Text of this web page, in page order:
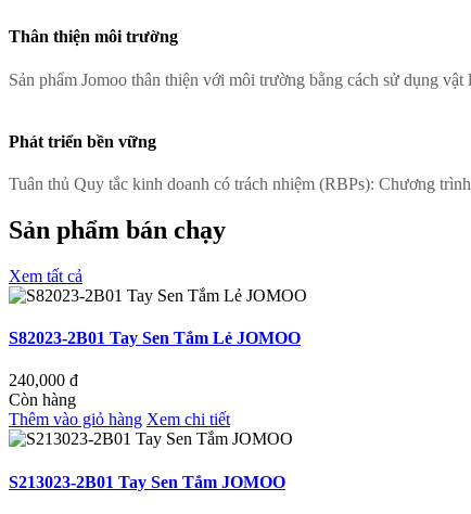
Thân thiện môi trường
Sản phẩm Jomoo thân thiện với môi trường bằng cách sử dụng
Phát triển bền vững
Tuân thủ Quy tắc kinh doanh có trách nhiệm (RBPs): Chương
Sản phẩm bán chạy
Xem tất cả
S82023-2B01 Tay Sen Tắm Lẻ JOMOO
240,000 đ
Còn hàng
Thêm vào giỏ hàng Xem chi tiết
S213023-2B01 Tay Sen Tắm JOMOO